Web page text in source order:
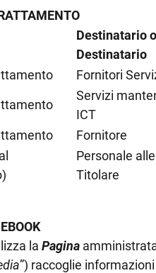
Destinatario
Destinatario
Fornitori
Servizi
ICT
Fornitore
Personale
Titolare
la Pagina
”) raccoglie